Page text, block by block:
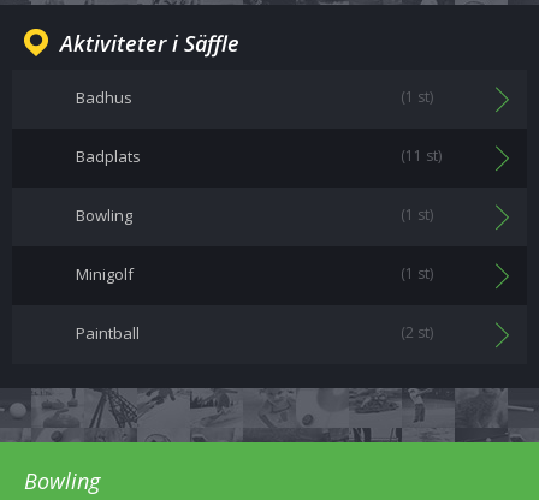
Aktiviteter i Säffle
Badhus (1 st)
Badplats (11 st)
Bowling (1 st)
Minigolf (1 st)
Paintball (2 st)
Bowling